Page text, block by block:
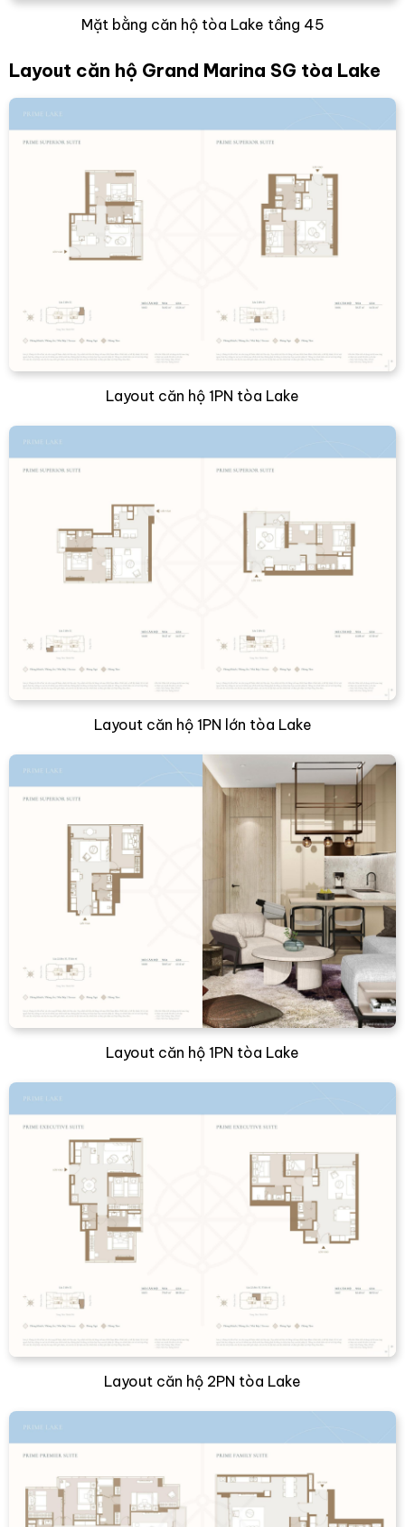
Mặt bằng căn hộ tòa Lake tầng 45
Layout căn hộ Grand Marina SG tòa Lake
Layout căn hộ 1PN tòa Lake
Layout căn hộ 1PN lớn tòa Lake
Layout căn hộ 1PN tòa Lake
Layout căn hộ 2PN tòa Lake